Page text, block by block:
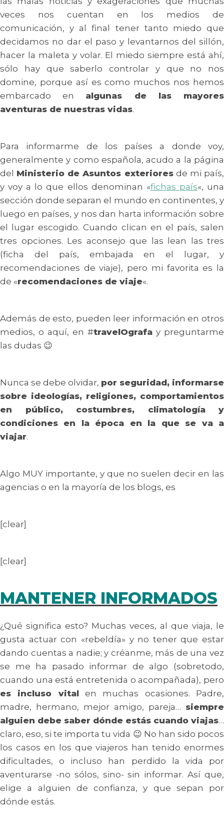
veces nos cuentan en los medios de
comunicación, y al final tener tanto miedo que
decidamos no dar el paso y levantarnos del sillón,
hacer la maleta y volar. El miedo siempre está ahí,
sólo hay que saberlo controlar y que no nos
domine, porque así es como muchos nos hemos
embarcado en algunas de las mayores
aventuras de nuestras vidas.
Para informarme de los países a donde voy,
generalmente y como española, acudo a la página
del Ministerio de Asuntos exterioresde mi país,
y voy a lo que ellos denominan «fichas país«, una
sección donde separan el mundo en continentes, y
luego en países, y nos dan harta información sobre
el lugar escogido. Cuando clican en el país, salen
tres opciones. Les aconsejo que las lean las tres
(ficha del país, embajada en el lugar, y
recomendaciones de viaje), pero mi favorita es la
de «recomendaciones de viaje«.
Además de esto, pueden leer información en otros
medios, o aquí, en #travelOgrafa y preguntarme
las dudas 😉
Nunca se debe olvidar, por seguridad, informarse
sobre ideologías, religiones, comportamientos
en público, costumbres, climatología y
condiciones en la época en la que se va a
viajar.
Algo MUY importante, y que no suelen decir en las
agencias o en la mayoría de los blogs, es
[clear]
[clear]
MANTENER INFORMADOS
¿Qué significa esto? Muchas veces, al que viaja, le
gusta actuar con «rebeldía» y no tener que estar
dando cuentas a nadie; y créanme, más de una vez
se me ha pasado informar de algo (sobretodo,
cuando una está entretenida o acompañada), pero
es incluso vitalen muchas ocasiones. Padre,
madre, hermano, mejor amigo, pareja… siempre
alguien debe saber dónde estás cuando viajas…
claro, eso, si te importa tu vida 😉 No han sido pocos
los casos en los que viajeros han tenido enormes
dificultades, o incluso han perdido la vida por
aventurarse -no sólos, sino- sin informar. Así que,
elige a alguien de confianza, y que sepan por
dónde estás.